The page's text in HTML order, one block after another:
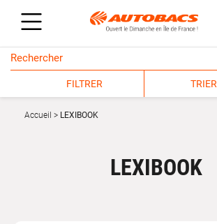
FILTRER TRIER
Accueil LEXIBOOK
LEXIBOOK